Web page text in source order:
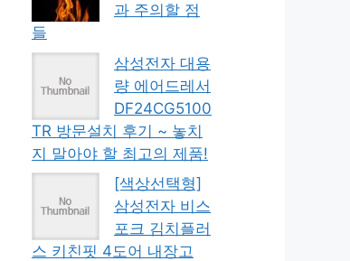
과 주의할 점
들
삼성전자 대용
량 에어드레서
DF24CG5100
TR 방문설치 후기 ~ 놓치
지 말아야 할 최고의 제품!
[색상선택형]
삼성전자 비스
포크 김치플러
스 키친핏 4도어 내장고